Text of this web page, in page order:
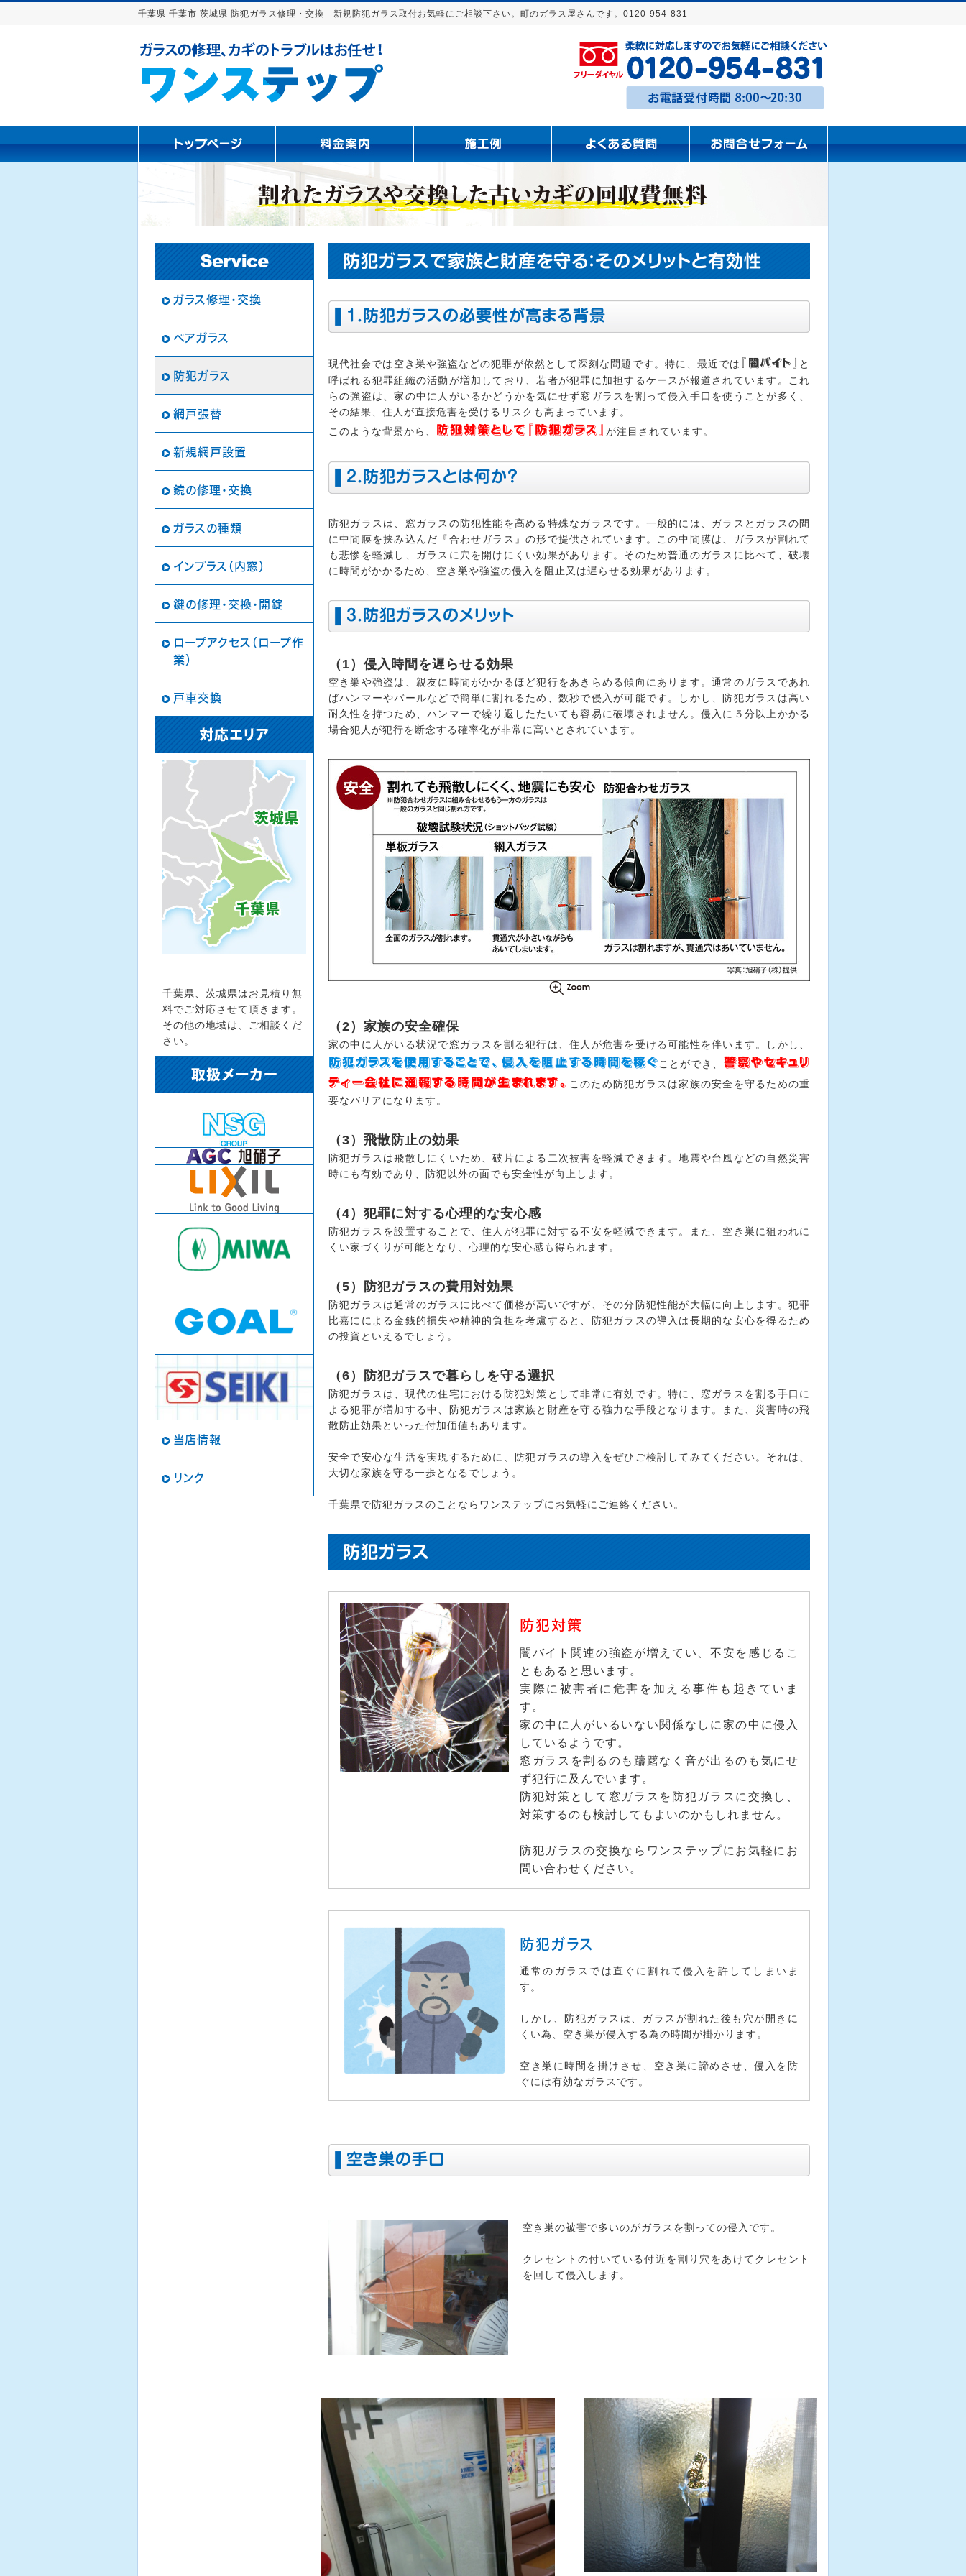
千葉県 千葉市 茨城県 防犯ガラス修理・交換 新規防犯ガラス取付お気軽にご相談下さい。町のガラス屋さんです。0120-954-831
ガラス修理・交換
ペアガラス
防犯ガラス
網戸張替
新規網戸設置
鏡の修理・交換
ガラスの種類
インプラス（内窓）
鍵の修理・交換・開錠
ロープアクセス（ロープ作
業）
戸車交換
千葉県、茨城県はお見積り無
料でご対応させて頂きます。
その他の地域は、ご相談くだ
さい。
当店情報
リンク
防犯ガラスで家族と財産を守る：そのメリットと有効性
１.防犯ガラスの必要性が高まる背景
現代社会では空き巣や強盗などの犯罪が依然として深刻な問題です。特に、最近では 『闇バイト』
と
呼ばれる犯罪組織の活動が増加しており、若者が犯罪に加担するケースが報道されています。これ
らの強盗は、家の中に人がいるかどうかを気にせず窓ガラスを割って侵入手口を使うことが多く、
その結果、住人が直接危害を受けるリスクも高まっています。
このような背景から、
防犯対策として『防犯ガラス』 が注目されています。
２.防犯ガラスとは何か？
防犯ガラスは、窓ガラスの防犯性能を高める特殊なガラスです。一般的には、ガラスとガラスの間
に中間膜を挟み込んだ『合わせガラス』の形で提供されています。この中間膜は、ガラスが割れて
も悲惨を軽減し、ガラスに穴を開けにくい効果があります。そのため普通のガラスに比べて、破壊
に時間がかかるため、空き巣や強盗の侵入を阻止又は遅らせる効果があります。
3.防犯ガラスのメリット
（1）侵入時間を遅らせる効果
空き巣や強盗は、親友に時間がかかるほど犯行をあきらめる傾向にあります。通常のガラスであれ
ばハンマーやバールなどで簡単に割れるため、数秒で侵入が可能です。しかし、防犯ガラスは高い
耐久性を持つため、ハンマーで繰り返したたいても容易に破壊されません。侵入に５分以上かかる
場合犯人が犯行を断念する確率化が非常に高いとされています。
（2）家族の安全確保
家の中に人がいる状況で窓ガラスを割る犯行は、住人が危害を受ける可能性を伴います。しかし、
防犯ガラスを使用することで、侵入を阻止する時間を稼ぐことができ、 警察やセキュリ
ティー会社に通報する時間が生まれます。 このため防犯ガラスは家族の安全を守るための重
要なバリアになります。
（3）飛散防止の効果
防犯ガラスは飛散しにくいため、破片による二次被害を軽減できます。地震や台風などの自然災害
時にも有効であり、防犯以外の面でも安全性が向上します。
（4）犯罪に対する心理的な安心感
防犯ガラスを設置することで、住人が犯罪に対する不安を軽減できます。また、空き巣に狙われに
くい家づくりが可能となり、心理的な安心感も得られます。
（5）防犯ガラスの費用対効果
防犯ガラスは通常のガラスに比べて価格が高いですが、その分防犯性能が大幅に向上します。犯罪
比嘉にによる金銭的損失や精神的負担を考慮すると、防犯ガラスの導入は長期的な安心を得るため
の投資といえるでしょう。
（6）防犯ガラスで暮らしを守る選択
防犯ガラスは、現代の住宅における防犯対策として非常に有効です。特に、窓ガラスを割る手口に
よる犯罪が増加する中、防犯ガラスは家族と財産を守る強力な手段となります。また、災害時の飛
散防止効果といった付加価値もあります。
安全で安心な生活を実現するために、防犯ガラスの導入をぜひご検討してみてください。それは、
大切な家族を守る一歩となるでしょう。
千葉県で防犯ガラスのことならワンステップにお気軽にご連絡ください。
防犯ガラス
防犯対策
闇バイト関連の強盗が増えてい、不安を感じるこ
ともあると思います。
実際に被害者に危害を加える事件も起きていま
す。
家の中に人がいるいない関係なしに家の中に侵入
しているようです。
窓ガラスを割るのも躊躇なく音が出るのも気にせ
ず犯行に及んでいます。
防犯対策として窓ガラスを防犯ガラスに交換し、
対策するのも検討してもよいのかもしれません。
防犯ガラスの交換ならワンステップにお気軽にお
問い合わせください。
防犯ガラス
通常のガラスでは直ぐに割れて侵入を許してしまいま
す。
しかし、防犯ガラスは、ガラスが割れた後も穴が開きに
くい為、空き巣が侵入する為の時間が掛かります。
空き巣に時間を掛けさせ、空き巣に諦めさせ、侵入を防
ぐには有効なガラスです。
空き巣の手口
空き巣の被害で多いのがガラスを割っての侵入です。
クレセントの付いている付近を割り穴をあけてクレセント
を回して侵入します。